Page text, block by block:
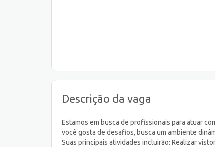
Descrição da vaga
Estamos em busca de profissionais para atuar
você gosta de desafios, busca um ambiente
Suas principais atividades incluirão: Realizar